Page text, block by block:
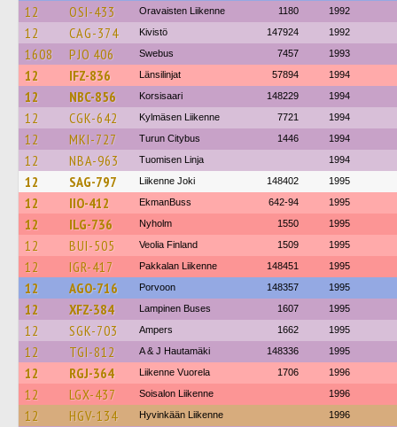
12 OSI-433 Oravaisten Liikenne 1180 1992
12 CAG-374 Kivistö 147924 1992
1608 PJO 406 Swebus 7457 1993
12 IFZ-836 Länsilinjat 57894 1994
12 NBC-856 Korsisaari 148229 1994
12 CGK-642 Kylmäsen Liikenne 7721 1994
12 MKI-727 Turun Citybus 1446 1994
12 NBA-963 Tuomisen Linja 1994
12 SAG-797 Liikenne Joki 148402 1995
12 IIO-412 EkmanBuss 642-94 1995
12 ILG-736 Nyholm 1550 1995
12 BUI-505 Veolia Finland 1509 1995
12 IGR-417 Pakkalan Liikenne 148451 1995
12 AGO-716 Porvoon 148357 1995
12 XFZ-384 Lampinen Buses 1607 1995
12 SGK-703 Ampers 1662 1995
12 TGI-812 A & J Hautamäki 148336 1995
12 RGJ-364 Liikenne Vuorela 1706 1996
12 LGX-437 Soisalon Liikenne 1996
12 HGV-134 Hyvinkään Liikenne 1996